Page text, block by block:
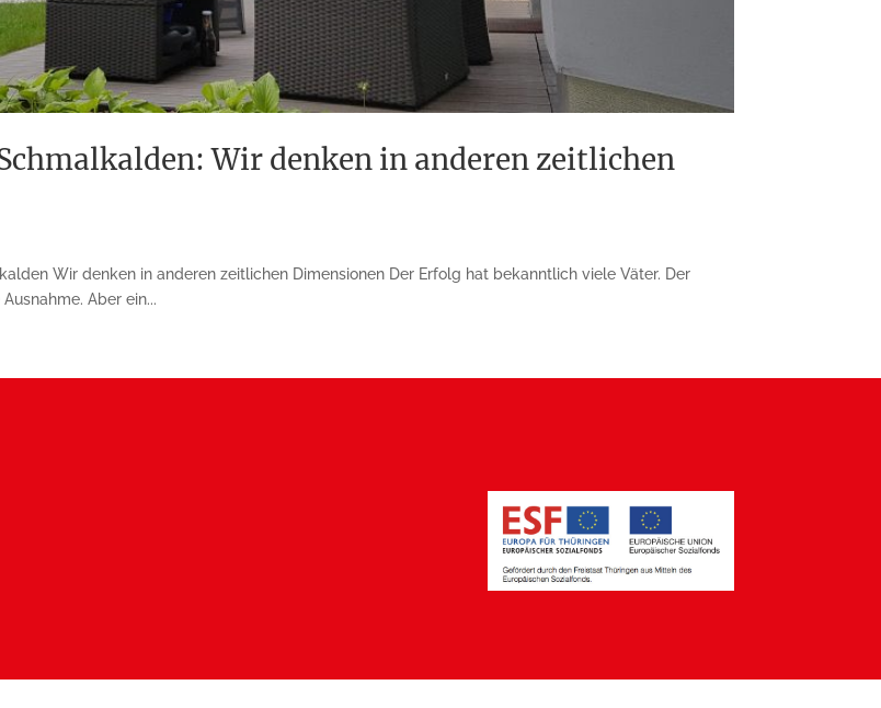
Wir denken in anderen zeitlichen
Wir denken in anderen zeitlichen Di­men­sionen Der Erfolg hat bekanntlich viele Väter. Der
Aber ein...